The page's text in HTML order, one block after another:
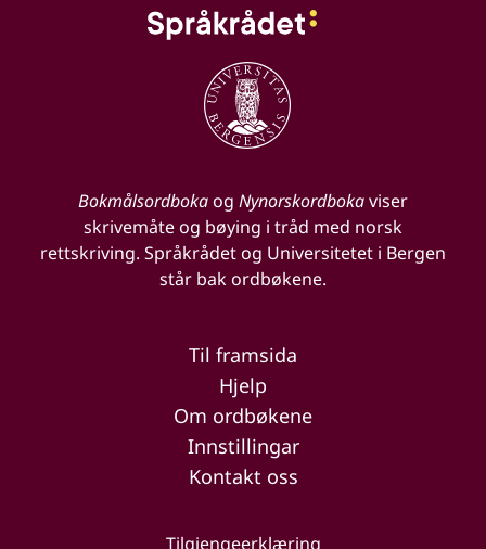
Bokmålsordbokaog Nynorskordbokaviser
skrivemåte og bøying i tråd med norsk
rettskriving. Språkrådet og Universitetet i Bergen
står bak ordbøkene.
Til framsida
Hjelp
Om ordbøkene
Innstillingar
Kontakt oss
Tilgjengeerklæring